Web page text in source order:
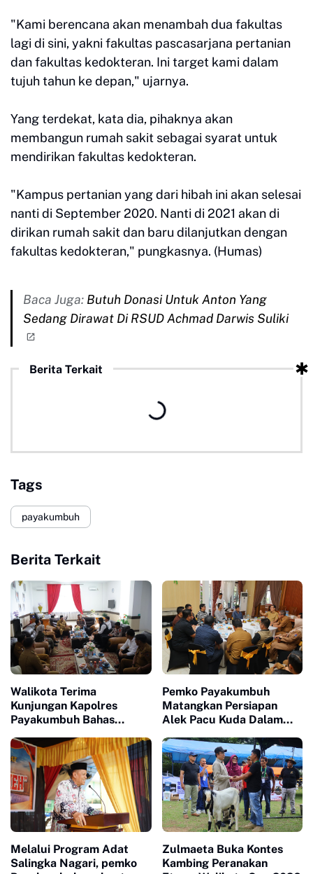
"Kami berencana akan menambah dua fakultas
lagi di sini, yakni fakultas pascasarjana pertanian
dan fakultas kedokteran. Ini target kami dalam
tujuh tahun ke depan," ujarnya.
Yang terdekat, kata dia, pihaknya akan
membangun rumah sakit sebagai syarat untuk
mendirikan fakultas kedokteran.
"Kampus pertanian yang dari hibah ini akan selesai
nanti di September 2020. Nanti di 2021 akan di
dirikan rumah sakit dan baru dilanjutkan dengan
fakultas kedokteran," pungkasnya. (Humas)
Baca Juga: Butuh Donasi Untuk Anton Yang
Sedang Dirawat Di RSUD Achmad Darwis Suliki
Berita Terkait
Tags
payakumbuh
Berita Terkait
Walikota Terima
Kunjungan Kapolres
Payakumbuh Bahas
Hankamtibmas
Pemko Payakumbuh
Matangkan Persiapan
Alek Pacu Kuda Dalam
Melalui Program Adat
Salingka Nagari, pemko
Zulmaeta Buka Kontes
Kambing Peranakan